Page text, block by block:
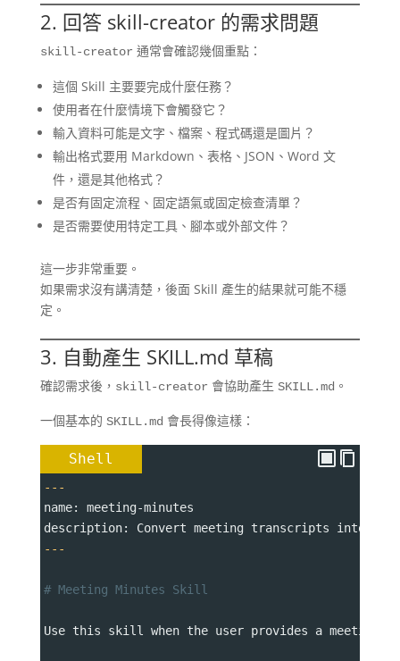
2. 回答 skill-creator 的需求問題
skill-creator 通常會確認幾個重點：
這個 Skill 主要要完成什麼任務？
使用者在什麼情境下會觸發它？
輸入資料可能是文字、檔案、程式碼還是圖片？
輸出格式要用 Markdown、表格、JSON、Word 文
件，還是其他格式？
是否有固定流程、固定語氣或固定檢查清單？
是否需要使用特定工具、腳本或外部文件？
這一步非常重要。
如果需求沒有講清楚，後面 Skill 產生的結果就可能不穩
定。
3. 自動產生 SKILL.md 草稿
確認需求後， skill-creator 會協助產生 SKILL.md 。
一個基本的 SKILL.md 會長得像這樣：
Shell
---
name: meeting-minutes
description: Convert meeting transcripts into
---
# Meeting Minutes Skill
Use this skill when the user provides a meeting